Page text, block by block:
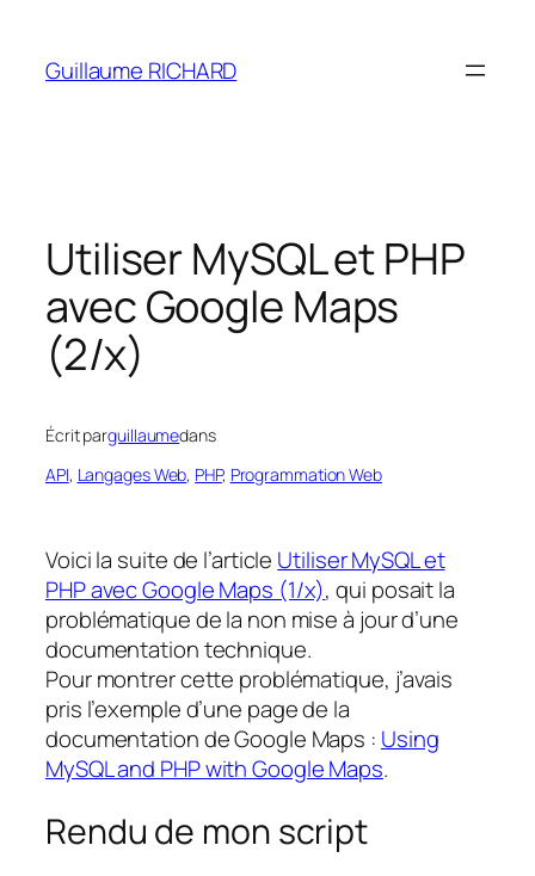
contenu
Guillaume RICHARD
Utiliser MySQL et PHP
avec Google Maps
(2/x)
Écrit parguillaumedans
API, Langages Web, PHP, Programmation Web
Voici la suite de l’article Utiliser MySQL et
PHP avec Google Maps (1/x), qui posait la
problématique de la non mise à jour d’une
documentation technique.
Pour montrer cette problématique, j’avais
pris l’exemple d’une page de la
documentation de Google Maps : Using
MySQL and PHP with Google Maps.
Rendu de mon script